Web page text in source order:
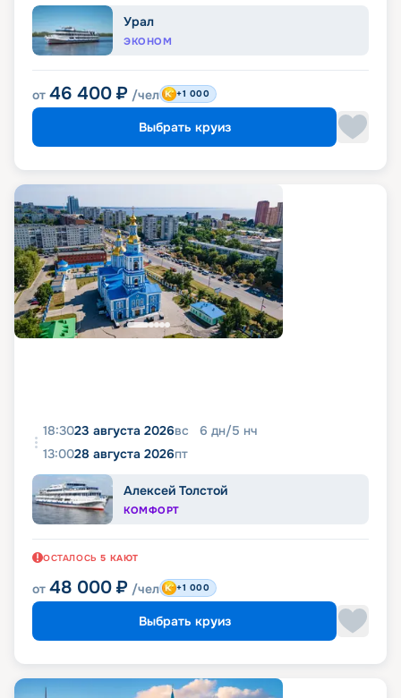
Урал
ЭКОНОМ
от 46 400 ₽ /чел +1 000
Выбрать круиз
18:3023 августа 2026вс 6 дн/5 нч
13:0028 августа 2026пт
Алексей Толстой
КОМФОРТ
ОСТАЛОСЬ 5 КАЮТ
от 48 000 ₽ /чел +1 000
Выбрать круиз